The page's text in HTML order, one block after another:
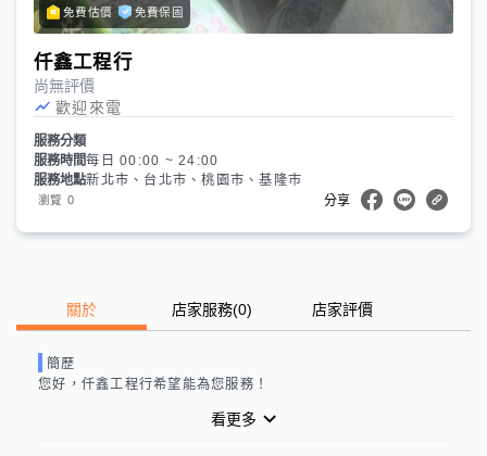
免費估價 免費保固
仟鑫工程行
尚無評價
歡迎來電
服務分類
服務時間每日 00:00 ~ 24:00
服務地點新北市、台北市、桃園市、基隆市
瀏覽 0 分享
關於 店家服務(0) 店家評價
簡歷
您好， 仟鑫工程行希望能為您服務！
看更多